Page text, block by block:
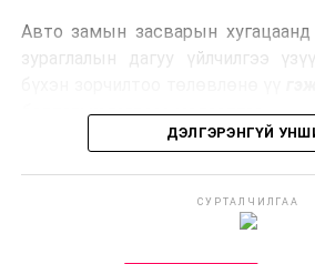
Ийнхүү лаг хатаах, шатаах
улсад өргөн ашиглаж байна.
Авто замын засварын хугацаанд
зураглалын дагуу үйлчилгээ
бодлогын газраас мэдээллээ.
ДЭЛГЭРЭНГҮЙ
СУРТАЛЧИЛГАА